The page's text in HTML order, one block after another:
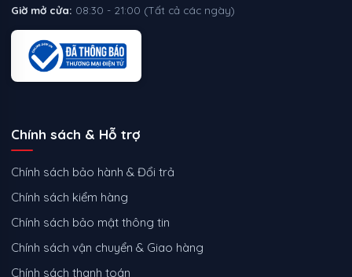
Giờ mở cửa: 08:30 - 21:00 (Tất cả các ngày)
Chính sách & Hỗ trợ
Chính sách bảo hành & Đổi trả
Chính sách kiểm hàng
Chính sách bảo mật thông tin
Chính sách vận chuyển & Giao hàng
Chính sách thanh toán